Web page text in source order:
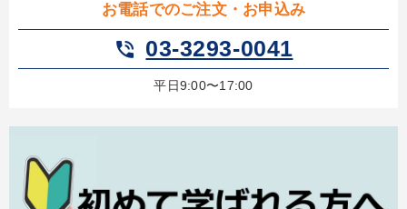
経営音声・動画を探す
全国経営者セミナー収録物以外の経営教材（全762タイトル）からお探
「儲けの本質」を突く 【6月】音声・映像
お電話でのご注文・お申込み
phone_in_talk 03-3293-0041
平日9:00〜17:00